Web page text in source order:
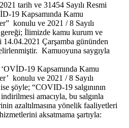
tarih ve 31454 Sayılı Resmi
19 Kapsamında Kamu
konulu ve 2021 / 8 Sayılı
gereği; İlimizde kamu kurum ve
14.04.2021 Çarşamba gününden
Kamuoyuna saygıyla
19 Kapsamında Kamu
konulu ve 2021 / 8 Sayılı
şöyle; “COVID-19 salgınının
amacıyla, bu salgınla
azaltılmasına yönelik faaliyetleri
aksatmama şartıyla: